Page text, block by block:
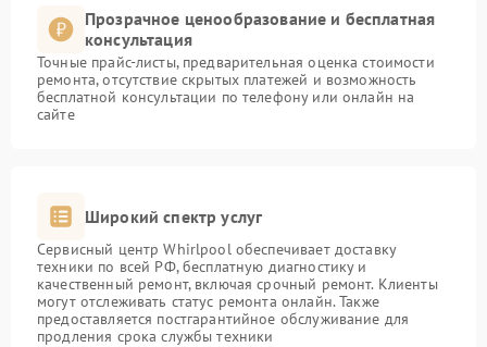
Прозрачное ценообразование и бесплатная
консультация
Точные прайс-листы, предварительная оценка стоимости
ремонта, отсутствие скрытых платежей и возможность
бесплатной консультации по телефону или онлайн на
сайте
Широкий спектр услуг
Сервисный центр Whirlpool обеспечивает доставку
техники по всей РФ, бесплатную диагностику и
качественный ремонт, включая срочный ремонт. Клиенты
могут отслеживать статус ремонта онлайн. Также
предоставляется постгарантийное обслуживание для
продления срока службы техники